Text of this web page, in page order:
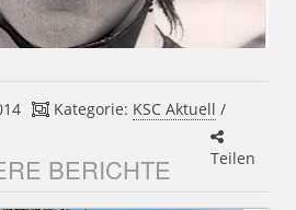
Kategorie: KSC Aktuell /
Teilen
BERICHTE